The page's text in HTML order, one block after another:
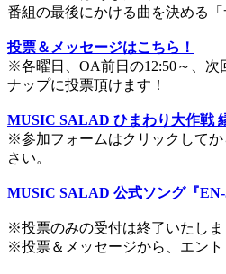
番組の最後にかける曲を決める「
投票＆メッセージはこちら！
※各曜日、OA前日の12:50～、次
ナップに投票頂けます！
MUSIC SALAD ひまわり大作戦
※参加フォームはクリックして
さい。
MUSIC SALAD 公式ソング『
※投票のみの受付は終了いたしま
※投票＆メッセージから、エント